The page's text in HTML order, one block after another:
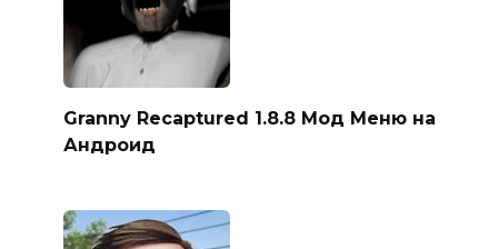
Granny Recaptured 1.8.8 Мод Меню на
Андроид